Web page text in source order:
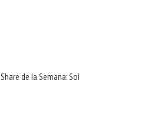
Share de la Semana: Sol